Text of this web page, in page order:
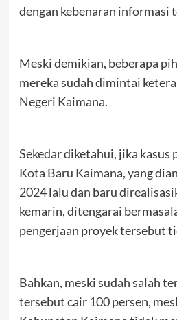
dengan kebenaran informasi
Meski demikian, beberapa
mereka sudah dimintai
Negeri Kaimana.
Sekedar diketahui, jika kasus
Kota Baru Kaimana, yang
2024 lalu dan baru
kemarin, ditengarai
pengerjaan proyek tersebut
Bahkan, meski sudah salah
tersebut cair 100 persen,